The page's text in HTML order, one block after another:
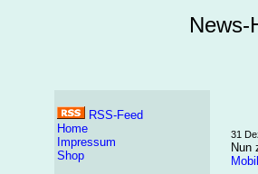
News-
RSS-Feed
Home
Impressum
Shop
31
Nun